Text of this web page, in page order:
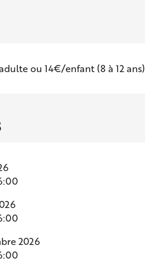
ou 14€/enfant (8 à 12 ans)
2026